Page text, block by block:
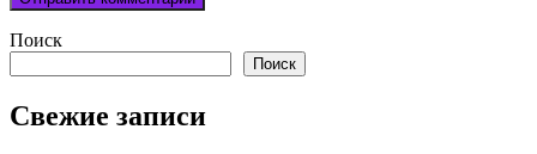
Поиск
Поиск
Свежие записи